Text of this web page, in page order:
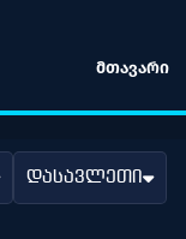
ᲛᲗᲐᲕᲐᲠᲘ
დასავლეთი